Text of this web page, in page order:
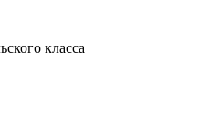
класса